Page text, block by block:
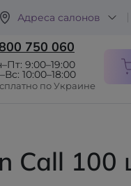
Адреса салонов
750 060
9:00–19:00
10:00–18:00
по Украине
Call 100